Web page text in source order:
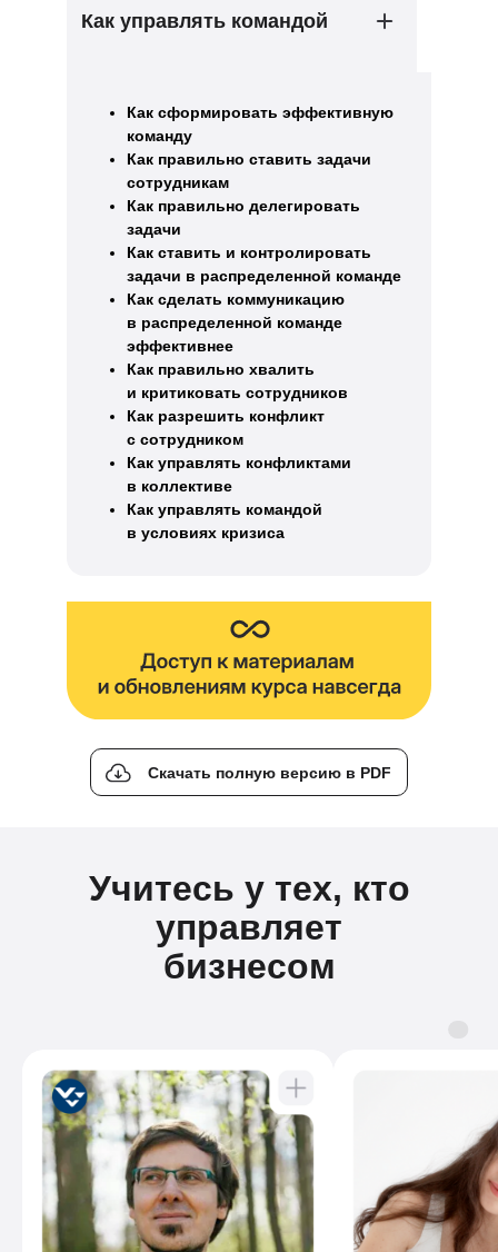
Как управлять командой
Как сформировать эффективную
команду
Как правильно ставить задачи
сотрудникам
Как правильно делегировать
задачи
Как ставить и контролировать
задачи в распределенной команде
Как сделать коммуникацию
в распределенной команде
эффективнее
Как правильно хвалить
и критиковать сотрудников
Как разрешить конфликт
с сотрудником
Как управлять конфликтами
в коллективе
Как управлять командой
в условиях кризиса
Скачать полную версию в PDF
Учитесь у тех, кто
управляет
бизнесом